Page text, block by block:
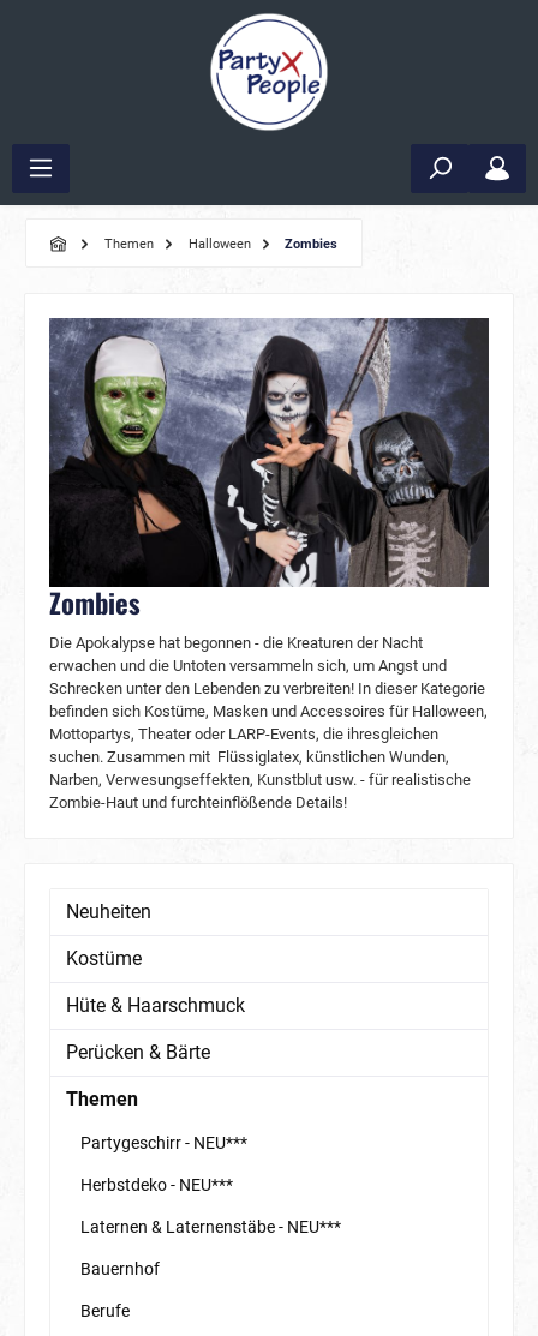
Themen Halloween Zombies
Zombies
Die Apokalypse hat begonnen - die Kreaturen der Nacht
erwachen und die Untoten versammeln sich, um Angst und
Schrecken unter den Lebenden zu verbreiten! In dieser Kategorie
befinden sich Kostüme, Masken und Accessoires für Halloween,
Mottopartys, Theater oder LARP-Events, die ihresgleichen
suchen. Zusammen mit Flüssiglatex, künstlichen Wunden,
Narben, Verwesungseffekten, Kunstblut usw. - für realistische
Zombie-Haut und furchteinflößende Details!
Neuheiten
Kostüme
Hüte & Haarschmuck
Perücken & Bärte
Themen
Partygeschirr - NEU***
Herbstdeko - NEU***
Laternen & Laternenstäbe - NEU***
Bauernhof
Berufe